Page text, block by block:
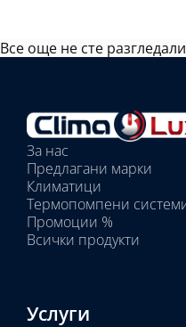
Все още не сте
Избрани
вътрешни
тела:
Избрано
тяло:
За нас
Предлагани марки
Климатици
Термопомпени
Промоции %
Всички продукти
Услуги